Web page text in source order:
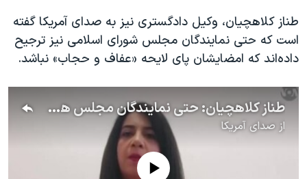
طناز کلاهچیان، وکیل دادگستری نیز به صدای آمریکا گفته
است که حتی نمایندگان مجلس شورای اسلامی نیز ترجیح
داده‌اند که امضایشان پای لایحه «عفاف و حجاب» نباشد.
طناز کلاهچیان: حتی نمایندگان مجلس هم ترجیح دادند امضایشان پای لایحه حجاب و عفاف نباشد
از صدای آمریکا
No media source currently available